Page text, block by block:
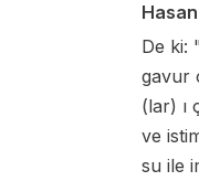
De ki:
gavur
(lar) ı
ve
su ile